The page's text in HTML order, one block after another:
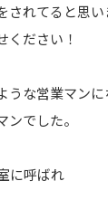
れてると思い
ください！
な営業マン
でした。
に呼ばれ